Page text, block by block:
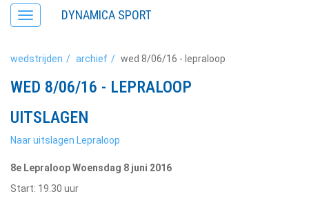
Toggle
navigation
DYNAMICA SPORT
wedstrijden archief wed 8/06/16 - lepraloop
WED 8/06/16 - LEPRALOOP
UITSLAGEN
Naar uitslagen Lepraloop
8e Lepraloop Woensdag 8 juni 2016
Start: 19.30 uur